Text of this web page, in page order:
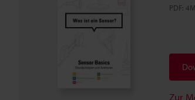
PDF:
Zur